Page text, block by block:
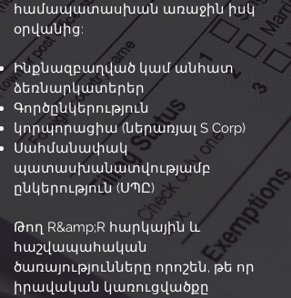
համապատասխան առաջին իսկ
օրվանից:
Ինքնազբաղված կամ անհատ
ձեռնարկատերեր
Գործընկերություն
կորպորացիա (ներառյալ S Corp)
Սահմանափակ
պատասխանատվությամբ
ընկերություն (ՍՊԸ)
Թող R&amp;R հարկային և
հաշվապահական
ծառայությունները որոշեն, թե որ
իրավական կառուցվածքը